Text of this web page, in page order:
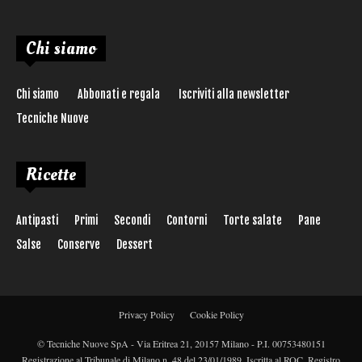
Chi siamo
Chi siamo Abbonati e regala
Iscriviti alla newsletter
Tecniche Nuove
Ricette
Antipasti Primi Secondi Contorni Torte salate
Pane
Salse
Conserve Dessert
Privacy Policy Cookie Policy
© Tecniche Nuove SpA - Via Eritrea 21, 20157 Milano - P.I. 00753480151
Registrazione al Tribunale di Milano n. 48 del 23/01/1989. Iscritta al ROC, Registro